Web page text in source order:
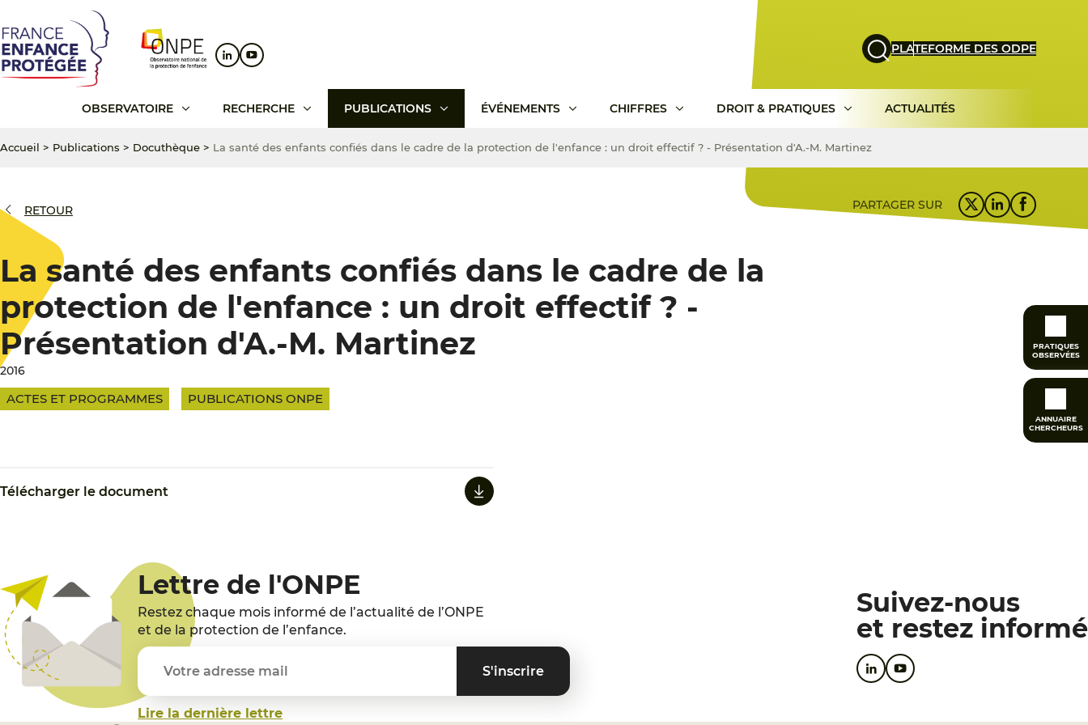
au
contenu
principal
au
menu
principal
au
pied
de
page
PLATEFORME DES ODPE
OBSERVATOIRE RECHERCHE PUBLICATIONS ÉVÉNEMENTS CHIFFRES DROIT & PRATIQUES ACTUALITÉS
PRATIQUES
OBSERVÉES
ANNUAIRE
CHERCHEURS
Accueil > Publications > Docuthèque > La santé des enfants confiés dans le cadre de la protection de l'enfance : un droit effectif ? - Présentation d'A.-M. Martinez
RETOUR PARTAGER SUR
La santé des enfants confiés dans le cadre de la
protection de l'enfance : un droit effectif ? -
Présentation d'A.-M. Martinez
2016
ACTES ET PROGRAMMES PUBLICATIONS ONPE
Télécharger le document
Lettre de l'ONPE
Restez chaque mois informé de l’actualité de l’ONPE
et de la protection de l’enfance.
Lire la dernière lettre
Suivez-nous
et restez informé